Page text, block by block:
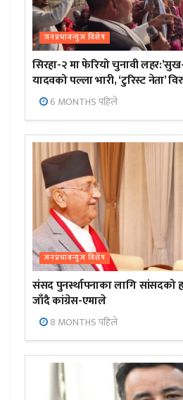
जनप्रभाबन्युज विशेष
सिरहा-२ मा फेरियो चुनावी
यादवको पल्ला भारी, ‘टुरिस्ट नेता’
6 MONTHS पहिले
जनप्रभाबन्युज विशेष
संसद पुनर्स्थापनाका लागि सांसदको
जाँदै कांग्रेस-एमाले
8 MONTHS पहिले